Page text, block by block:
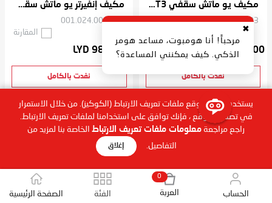
يستخدم هذا الموقع ملفات تعريف الارتباط (الكوكيز). من خلال الاستمرار
في تصفح الموقع ، فإنك توافق على استخدامنا لملفات تعريف الارتباط.
راجع مراجعة معلومات ملفات تعريف الارتباط الخاصة بنا لمزيد من
التفاصيل.
إغلاق
الصفحة الرئيسية الفئة
0
العربة الحساب
مكيف يو ماتش سقفي 18K T3
001.018.004.003
LYD 6675.00
نفدت بالكامل
مكيف إنفيرتر يو ماتش سقفي 24K T3
001.024.004.004
المقارنة
LYD 9870.00
نفدت بالكامل
✖
مرحباً! أنا هومبوت، مساعد هومر
الذكي. كيف يمكنني المساعدة؟